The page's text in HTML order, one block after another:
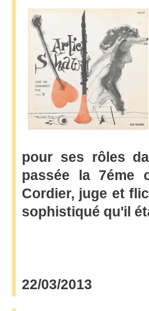
pour ses rôles
passée la 7éme
Cordier, juge et
sophistiqué qu'il
22/03/2013